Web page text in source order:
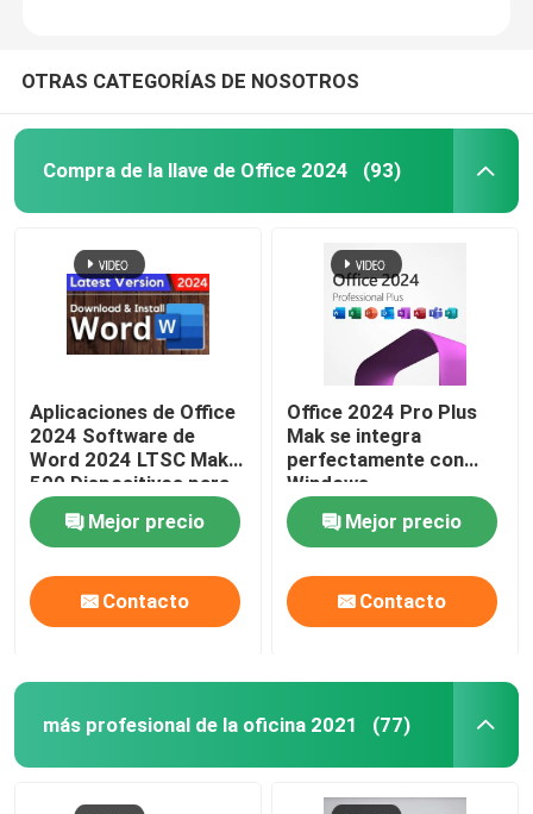
Productos
Los vídeos
Sobre nosotros
Control de calidad
OTRAS CATEGORÍAS DE NOSOTROS
Compra de la llave de Office 2024 (93)
Aplicaciones de Office
2024 Software de
Word 2024 LTSC Mak
500 Dispositivos para
Windows
Mejor precio
Contacto
Office 2024 Pro Plus
Mak se integra
perfectamente con
Windows
proporcionando una
experiencia familiar y
de usuario
Mejor precio
Contacto
más profesional de la oficina 2021 (77)